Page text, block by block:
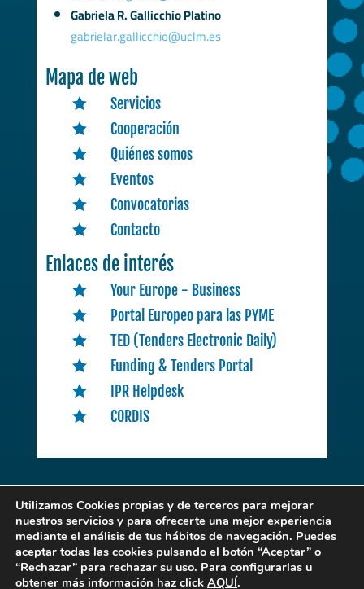
Gabriela R. Gallicchio Platino
gabrielar.gallicchio@uclm.es
Mapa de web
 Servicios
 Cooperación
 Quiénes somos
 Eventos
 Convocatorias
 Contacto
Enlaces de interés
 Your Europe - Business
 Portal Europeo para las PYME
 TED (Tenders Electronic Daily)
 Funding & Tenders Portal
 IPR Helpdesk
 CORDIS
EENCLM. © 2022 | Desarrollado porExpertic
Utilizamos Cookies propias y de terceros para mejorar
nuestros servicios y para ofrecerte una mejor experiencia
mediante el análisis de tus hábitos de navegación. Puedes
aceptar todas las cookies pulsando el botón “Aceptar” o
“Rechazar” para rechazar su uso. Para configurarlas u
obtener más información haz click AQUÍ.